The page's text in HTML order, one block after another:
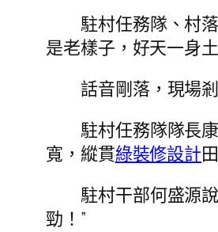
駐村任務隊、村
是老樣子，好天一身
話音剛落，現場
駐村任務隊隊長
寬，縱貫綠裝修設計
駐村干部何盛源
勁！”